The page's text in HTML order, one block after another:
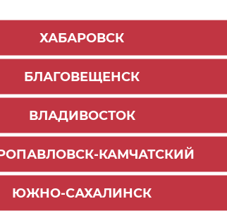
ХАБАРОВСК
БЛАГОВЕЩЕНСК
ВЛАДИВОСТОК
КАМЧАТСКИЙ
ЮЖНО-САХАЛИНСК
арт. 62040